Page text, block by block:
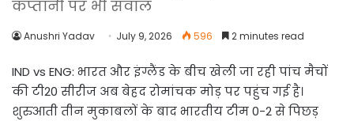
कप्तानी पर भी सवाल
Anushri Yadav July 9, 2026 596 2 minutes read
IND vs ENG: भारत और इंग्लैंड के बीच खेली जा रही पांच मैचों
की टी20 सीरीज अब बेहद रोमांचक मोड़ पर पहुंच गई है।
शुरुआती तीन मुकाबलों के बाद भारतीय टीम 0-2 से पिछड़